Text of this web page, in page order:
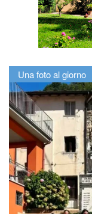
Una foto al giorno